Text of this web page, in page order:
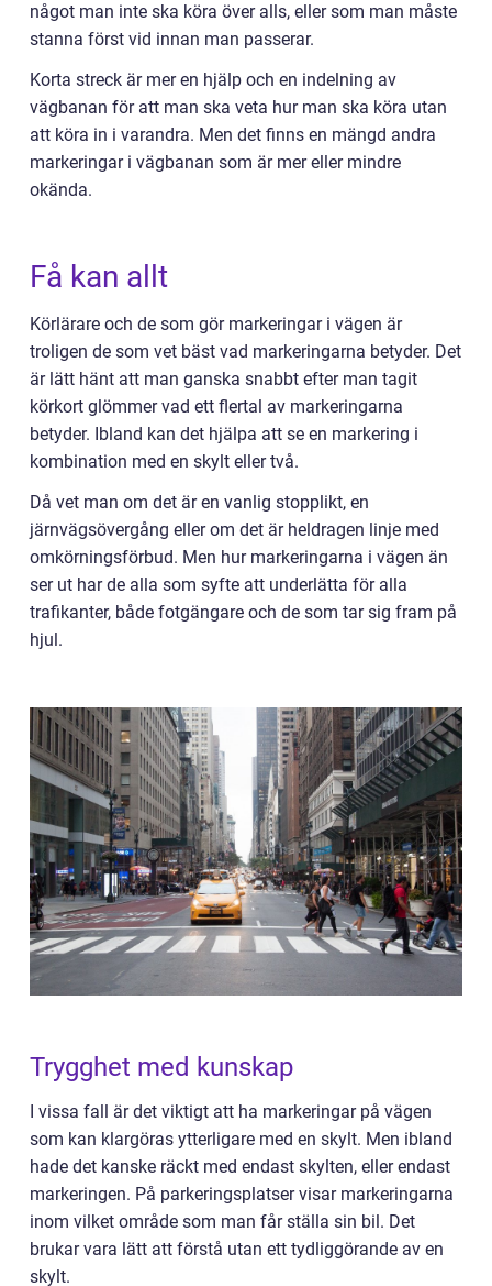
något man inte ska köra över alls, eller som man måste
stanna först vid innan man passerar.
Korta streck är mer en hjälp och en indelning av
vägbanan för att man ska veta hur man ska köra utan
att köra in i varandra. Men det finns en mängd andra
markeringar i vägbanan som är mer eller mindre
okända.
Få kan allt
Körlärare och de som gör markeringar i vägen är
troligen de som vet bäst vad markeringarna betyder. Det
är lätt hänt att man ganska snabbt efter man tagit
körkort glömmer vad ett flertal av markeringarna
betyder. Ibland kan det hjälpa att se en markering i
kombination med en skylt eller två.
Då vet man om det är en vanlig stopplikt, en
järnvägsövergång eller om det är heldragen linje med
omkörningsförbud. Men hur markeringarna i vägen än
ser ut har de alla som syfte att underlätta för alla
trafikanter, både fotgängare och de som tar sig fram på
hjul.
Trygghet med kunskap
I vissa fall är det viktigt att ha markeringar på vägen
som kan klargöras ytterligare med en skylt. Men ibland
hade det kanske räckt med endast skylten, eller endast
markeringen. På parkeringsplatser visar markeringarna
inom vilket område som man får ställa sin bil. Det
brukar vara lätt att förstå utan ett tydliggörande av en
skylt.